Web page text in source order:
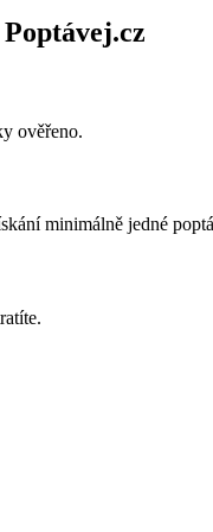
ověřeno.
minimálně jedné